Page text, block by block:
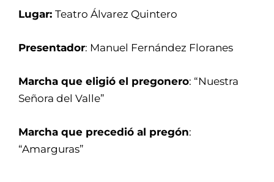
Lugar: Teatro Álvarez Quintero
Presentador: Manuel Fernández Floranes
Marcha que eligió el pregonero: “Nuestra
Señora del Valle”
Marcha que precedió al pregón:
“Amarguras”